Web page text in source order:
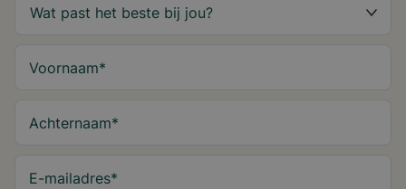
Voornaam*
Achternaam*
E-mailadres*